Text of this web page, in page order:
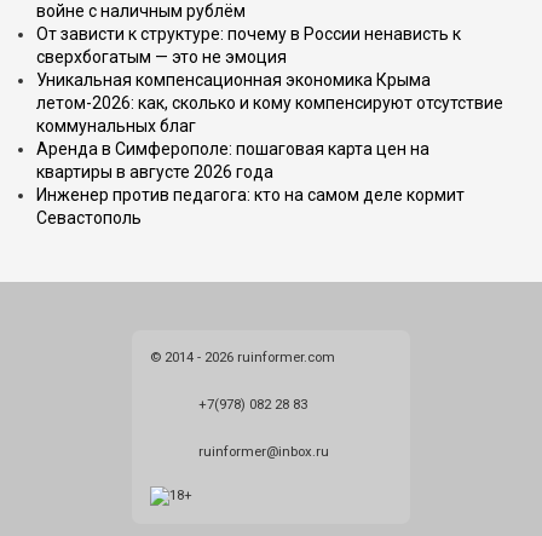
войне с наличным рублём
От зависти к структуре: почему в России ненависть к
сверхбогатым — это не эмоция
Уникальная компенсационная экономика Крыма
летом-2026: как, сколько и кому компенсируют отсутствие
коммунальных благ
Аренда в Симферополе: пошаговая карта цен на
квартиры в августе 2026 года
Инженер против педагога: кто на самом деле кормит
Севастополь
© 2014 - 2026 ruinformer.com
+7(978) 082 28 83
ruinformer@inbox.ru